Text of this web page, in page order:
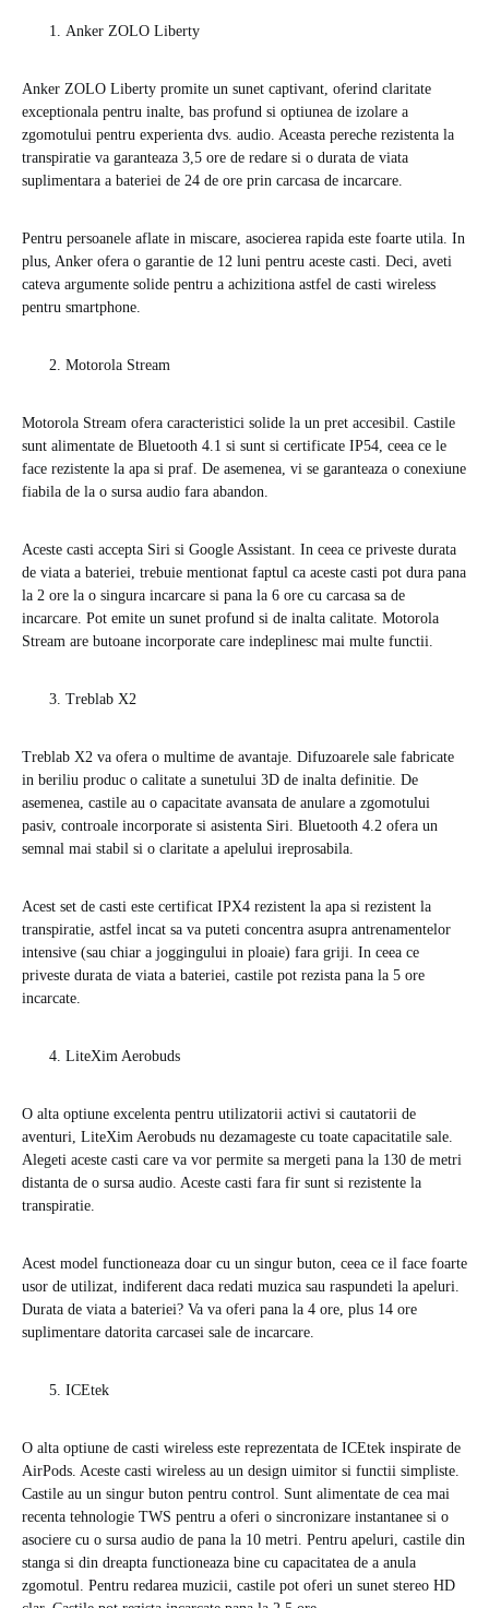
Anker ZOLO Liberty
Anker ZOLO Liberty promite un sunet captivant, oferind claritate
exceptionala pentru inalte, bas profund si optiunea de izolare a
zgomotului pentru experienta dvs. audio. Aceasta pereche rezistenta la
transpiratie va garanteaza 3,5 ore de redare si o durata de viata
suplimentara a bateriei de 24 de ore prin carcasa de incarcare.
Pentru persoanele aflate in miscare, asocierea rapida este foarte utila. In
plus, Anker ofera o garantie de 12 luni pentru aceste casti. Deci, aveti
cateva argumente solide pentru a achizitiona astfel de casti wireless
pentru smartphone.
Motorola Stream
Motorola Stream ofera caracteristici solide la un pret accesibil. Castile
sunt alimentate de Bluetooth 4.1 si sunt si certificate IP54, ceea ce le
face rezistente la apa si praf. De asemenea, vi se garanteaza o conexiune
fiabila de la o sursa audio fara abandon.
Aceste casti accepta Siri si Google Assistant. In ceea ce priveste durata
de viata a bateriei, trebuie mentionat faptul ca aceste casti pot dura pana
la 2 ore la o singura incarcare si pana la 6 ore cu carcasa sa de
incarcare. Pot emite un sunet profund si de inalta calitate. Motorola
Stream are butoane incorporate care indeplinesc mai multe functii.
Treblab X2
Treblab X2 va ofera o multime de avantaje. Difuzoarele sale fabricate
in beriliu produc o calitate a sunetului 3D de inalta definitie. De
asemenea, castile au o capacitate avansata de anulare a zgomotului
pasiv, controale incorporate si asistenta Siri. Bluetooth 4.2 ofera un
semnal mai stabil si o claritate a apelului ireprosabila.
Acest set de casti este certificat IPX4 rezistent la apa si rezistent la
transpiratie, astfel incat sa va puteti concentra asupra antrenamentelor
intensive (sau chiar a joggingului in ploaie) fara griji. In ceea ce
priveste durata de viata a bateriei, castile pot rezista pana la 5 ore
incarcate.
LiteXim Aerobuds
O alta optiune excelenta pentru utilizatorii activi si cautatorii de
aventuri, LiteXim Aerobuds nu dezamageste cu toate capacitatile sale.
Alegeti aceste casti care va vor permite sa mergeti pana la 130 de metri
distanta de o sursa audio. Aceste casti fara fir sunt si rezistente la
transpiratie.
Acest model functioneaza doar cu un singur buton, ceea ce il face foarte
usor de utilizat, indiferent daca redati muzica sau raspundeti la apeluri.
Durata de viata a bateriei? Va va oferi pana la 4 ore, plus 14 ore
suplimentare datorita carcasei sale de incarcare.
ICEtek
O alta optiune de casti wireless este reprezentata de ICEtek inspirate de
AirPods. Aceste casti wireless au un design uimitor si functii simpliste.
Castile au un singur buton pentru control. Sunt alimentate de cea mai
recenta tehnologie TWS pentru a oferi o sincronizare instantanee si o
asociere cu o sursa audio de pana la 10 metri. Pentru apeluri, castile din
stanga si din dreapta functioneaza bine cu capacitatea de a anula
zgomotul. Pentru redarea muzicii, castile pot oferi un sunet stereo HD